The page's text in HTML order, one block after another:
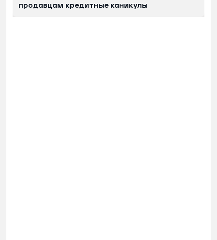
продавцам кредитные каникулы